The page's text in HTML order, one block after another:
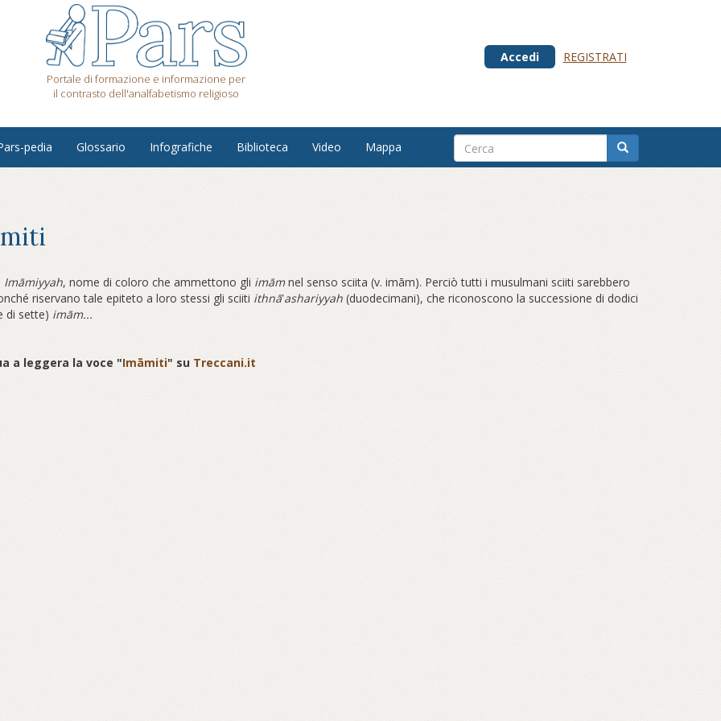
Portale di formazione e informazione per
il contrasto dell'analfabetismo religioso
Accedi REGISTRATI
pedia Glossario Infografiche Biblioteca Video Mappa
Imāmiyyah, nome di coloro che ammettono gli imāmnel senso sciita (v. imām). Perciò tutti i musulmani sciiti sarebbero
riservano tale epiteto a loro stessi gli sciiti ithnā‛ashariyyah (duodecimani), che riconoscono la successione di dodici
di sette) imām...
a leggera la voce "Imāmiti" su Treccani.it